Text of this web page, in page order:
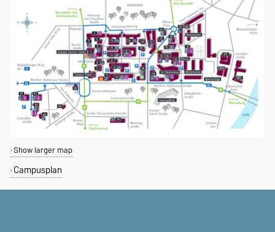
Show larger map
Campusplan